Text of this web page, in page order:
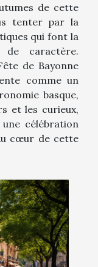
de cette
tenter par la
qui font la
caractère.
de Bayonne
comme un
basque,
et les curieux,
célébration
cœur de cette